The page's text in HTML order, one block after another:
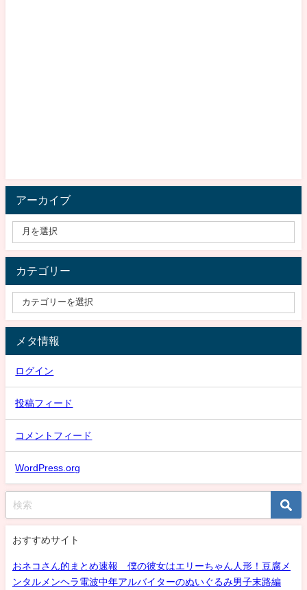
アーカイブ
カテゴリー
メタ情報
ログイン
投稿フィード
コメントフィード
WordPress.org
おすすめサイト
おネコさん的まとめ速報 僕の彼女はエリーちゃん人形！豆腐メ
ンタルメンヘラ電波中年アルバイターのぬいぐるみ男子末路編